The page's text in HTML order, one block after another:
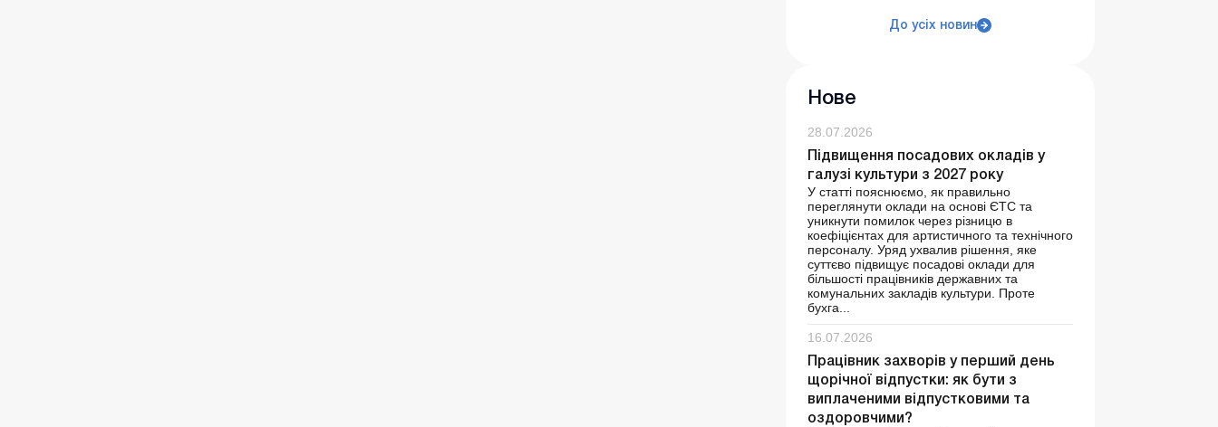
До усіх новин
Нове
28.07.2026
Підвищення посадових окладів у
галузі культури з 2027 року
У статті пояснюємо, як правильно
переглянути оклади на основі ЄТС та
уникнути помилок через різницю в
коефіцієнтах для артистичного та технічного
персоналу. Уряд ухвалив рішення, яке
суттєво підвищує посадові оклади для
більшості працівників державних та
комунальних закладів культури. Проте
бухга...
16.07.2026
Працівник захворів у перший день
щорічної відпустки: як бути з
виплаченими відпустковими та
оздоровчими?